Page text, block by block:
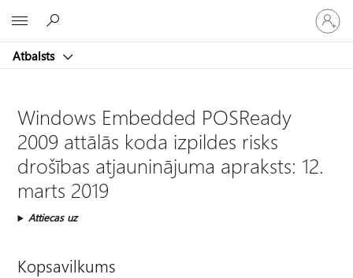
Atbalsts
savā
kontā
Windows Embedded POSReady
2009 attālās koda izpildes risks
drošības atjauninājuma apraksts: 12.
marts 2019
Attiecas uz
Kopsavilkums